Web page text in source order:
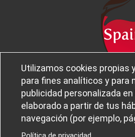
Utilizamos cookies propias
para fines analíticos y para
publicidad personalizada
elaborado a partir de tus
navegación (por ejemplo,
Sobre
Ferba
Aviso legal
Política de
Política de
Canal Ético